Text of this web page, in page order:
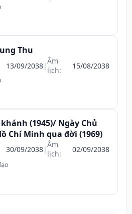
Thu
13/09/2038|Âm
lịch:
15/08/2038
(1945)/ Ngày Chủ
Chí Minh qua đời (1969)
30/09/2038|Âm
lịch:
02/09/2038